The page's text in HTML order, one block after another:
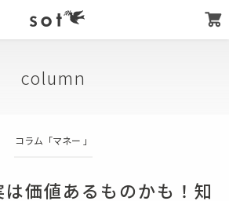
products
store list
column
コラム「マネー 」
価値あるものかも！知